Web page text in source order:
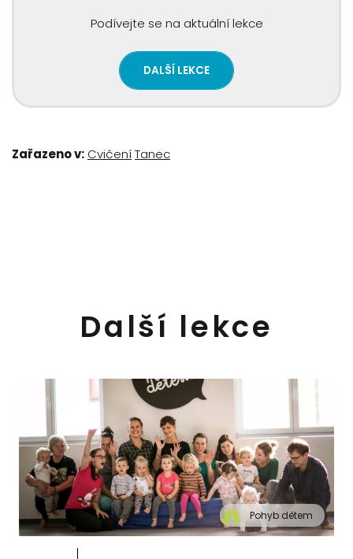
Podívejte se na aktuální lekce
DALŠÍ LEKCE
Zařazeno v: CvičeníTanec
Další lekce
" alt="Cvičení pro děti "Pohyb dětem", Praha 2,
Pohyb dětem